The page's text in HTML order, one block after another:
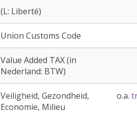
(L: Liberté)
Union Customs Code
Value Added TAX (in
Nederland: BTW)
Veiligheid, Gezondheid,
Economie, Milieu
o.a.